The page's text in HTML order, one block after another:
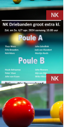
NK
NK